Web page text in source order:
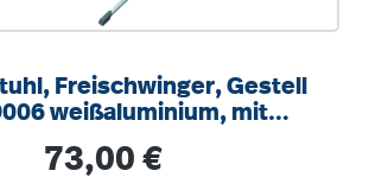
Freischwinger, Gestell
weißaluminium, mit
Regulärer Preis:
73,00 €